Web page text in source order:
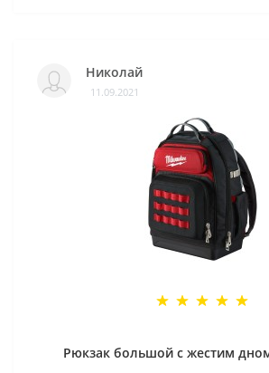
Николай
11.09.2021
Рюкзак большой с жестим